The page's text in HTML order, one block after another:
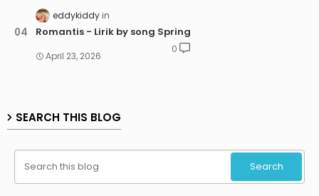
eddykiddy
Romantis - Lirik by song Spring
April 23, 2026
0
SEARCH THIS BLOG